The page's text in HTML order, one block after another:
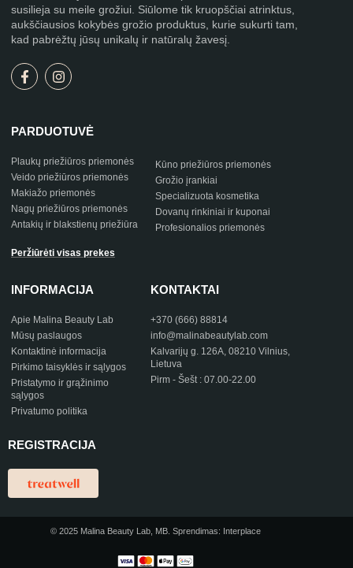
susilieja su meile grožiui. Siūlome tik kruopščiai atrinktus,
aukščiausios kokybės grožio produktus, kurie sukurti tam,
kad pabrėžtų jūsų unikalų ir natūralų žavesį.
PARDUOTUVĖ
Plaukų priežiūros priemonės
Veido priežiūros priemonės
Makiažo priemonės
Nagų priežiūros priemonės
Antakių ir blakstienų priežiūra
Peržiūrėti visas prekes
Kūno priežiūros priemonės
Grožio įrankiai
Specializuota kosmetika
Dovanų rinkiniai ir kuponai
Profesionalios priemonės
INFORMACIJA
Apie Malina Beauty Lab
Mūsų paslaugos
Kontaktinė informacija
Pirkimo taisyklės ir sąlygos
Pristatymo ir grąžinimo
sąlygos
Privatumo politika
KONTAKTAI
+370 (666) 88814
info@malinabeautylab.com
Kalvarijų g. 126A, 08210 Vilnius,
Lietuva
Pirm - Šešt : 07.00-22.00
REGISTRACIJA
© 2025 Malina Beauty Lab, MB. Sprendimas: Interplace